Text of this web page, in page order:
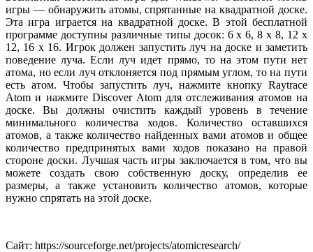
игры — обнаружить атомы, спрятанные на квадратной доске.
Эта игра играется на квадратной доске. В этой бесплатной
программе доступны различные типы досок: 6 x 6, 8 x 8, 12 x
12, 16 x 16. Игрок должен запустить луч на доске и заметить
поведение луча. Если луч идет прямо, то на этом пути нет
атома, но если луч отклоняется под прямым углом, то на пути
есть атом. Чтобы запустить луч, нажмите кнопку Raytrace
Atom и нажмите Discover Atom для отслеживания атомов на
доске.Вы должны очистить каждый уровень в течение
минимального количества ходов. Количество оставшихся
атомов, а также количество найденных вами атомов и общее
количество предпринятых вами ходов показано на правой
стороне доски. Лучшая часть игры заключается в том, что вы
можете создать свою собственную доску, определив ее
размеры, а также установить количество атомов, которые
нужно спрятать на этой доске.
Сайт: https://sourceforge.net/projects/atomicresearch/